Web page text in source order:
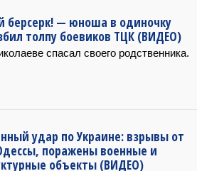
берсерк! — юноша в одиночку
толпу боевиков ТЦК (ВИДЕО)
спасал своего родственника.
удар по Украине: взрывы от
поражены военные и
объекты (ВИДЕО)